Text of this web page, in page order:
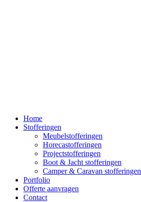
Home
Stofferingen
Meubelstofferingen
Horecastofferingen
Projectstofferingen
Boot & Jacht stofferingen
Camper & Caravan stofferingen
Portfolio
Offerte aanvragen
Contact